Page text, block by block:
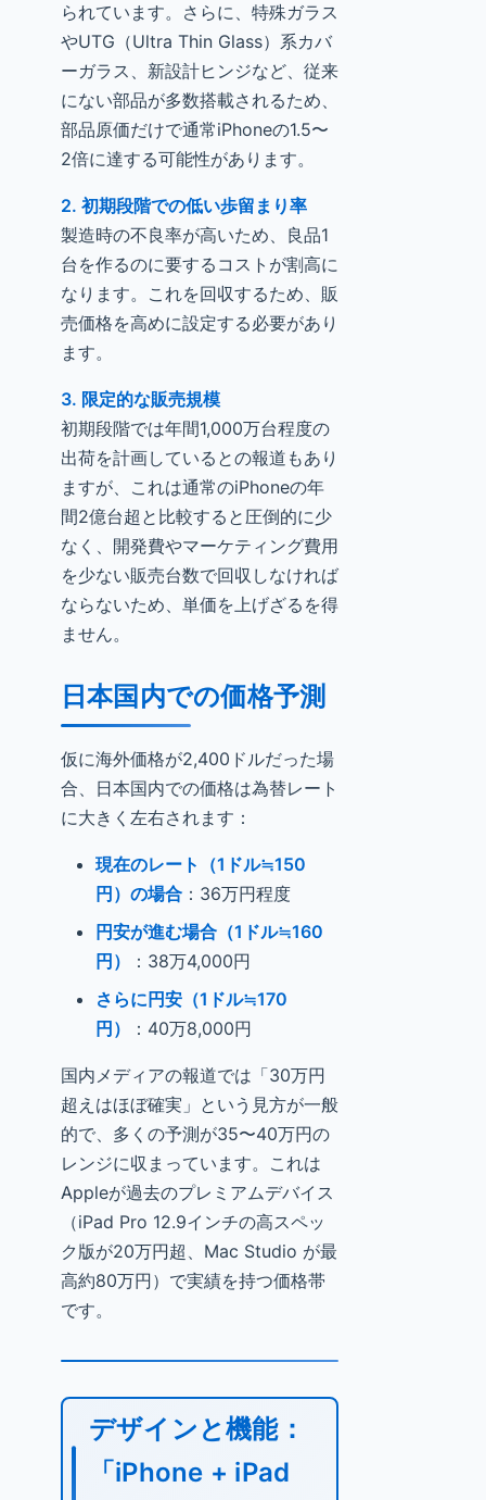
られています。さらに、特殊ガラス
やUTG（Ultra Thin Glass）系カバ
ーガラス、新設計ヒンジなど、従来
にない部品が多数搭載されるため、
部品原価だけで通常iPhoneの1.5〜
2倍に達する可能性があります。
2. 初期段階での低い歩留まり率
製造時の不良率が高いため、良品1
台を作るのに要するコストが割高に
なります。これを回収するため、販
売価格を高めに設定する必要があり
ます。
3. 限定的な販売規模
初期段階では年間1,000万台程度の
出荷を計画しているとの報道もあり
ますが、これは通常のiPhoneの年
間2億台超と比較すると圧倒的に少
なく、開発費やマーケティング費用
を少ない販売台数で回収しなければ
ならないため、単価を上げざるを得
ません。
日本国内での価格予測
仮に海外価格が2,400ドルだった場
合、日本国内での価格は為替レート
に大きく左右されます：
現在のレート（1ドル≒150
円）の場合 ：36万円程度
円安が進む場合（1ドル≒160
円）
：38万4,000円
さらに円安（1ドル≒170
円）
：40万8,000円
国内メディアの報道では「30万円
超えはほぼ確実」という見方が一般
的で、多くの予測が35〜40万円の
レンジに収まっています。これは
Appleが過去のプレミアムデバイス
（iPad Pro 12.9インチの高スペッ
ク版が20万円超、Mac Studio が最
高約80万円）で実績を持つ価格帯
です。
デザインと機能：
「iPhone + iPad